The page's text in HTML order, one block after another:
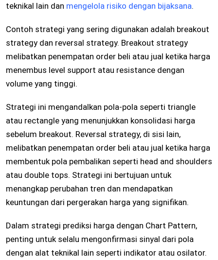
teknikal lain dan mengelola risiko dengan bijaksana.
Contoh strategi yang sering digunakan adalah breakout
strategy dan reversal strategy. Breakout strategy
melibatkan penempatan order beli atau jual ketika harga
menembus level support atau resistance dengan
volume yang tinggi.
Strategi ini mengandalkan pola-pola seperti triangle
atau rectangle yang menunjukkan konsolidasi harga
sebelum breakout. Reversal strategy, di sisi lain,
melibatkan penempatan order beli atau jual ketika harga
membentuk pola pembalikan seperti head and shoulders
atau double tops. Strategi ini bertujuan untuk
menangkap perubahan tren dan mendapatkan
keuntungan dari pergerakan harga yang signifikan.
Dalam strategi prediksi harga dengan Chart Pattern,
penting untuk selalu mengonfirmasi sinyal dari pola
dengan alat teknikal lain seperti indikator atau osilator.